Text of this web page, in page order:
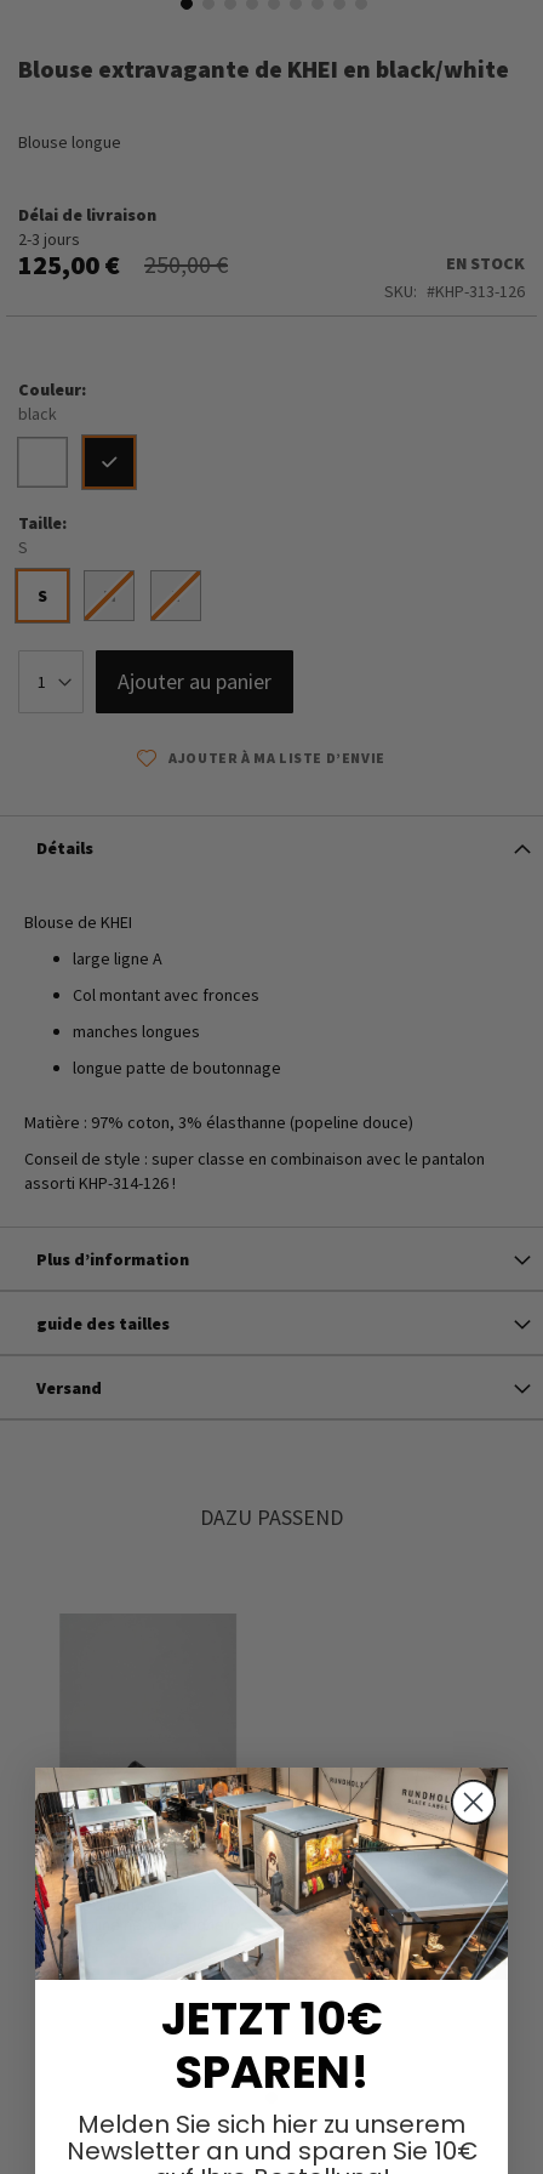
the
the
Blouse extravagante de KHEI en black/white
Blouse longue
Délai de livraison
2-3 jours
125,00 € 250,00 €
EN STOCK
SKU
KHP-313-126
Couleur
black
Taille
S
S M L
Ajouter au panier
AJOUTER À MA LISTE D’ENVIE
Détails
Blouse de KHEI
large ligne A
Col montant avec fronces
manches longues
longue patte de boutonnage
Matière : 97% coton, 3% élasthanne (popeline douce)
Conseil de style : super classe en combinaison avec le pantalon
assorti KHP-314-126 !
Plus d’information
guide des tailles
Versand
DAZU PASSEND
Sandale à boucles de LOFINA en
Gasoline nero / solidnero
JETZT 10€
SPAREN!
Melden Sie sich hier zu unserem
Newsletter an und sparen Sie 10€